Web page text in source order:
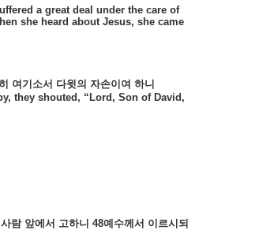
a great deal under the care of
she heard about Jesus, she came
여기소서 다윗의 자손이여 하니
they shouted, “Lord, Son of David,
사람 앞에서 고하니 48예수께서 이르시되